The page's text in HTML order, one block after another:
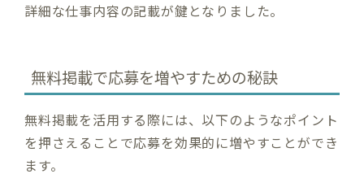
詳細な仕事内容の記載が鍵となりました。
無料掲載で応募を増やすための秘訣
無料掲載を活用する際には、以下のようなポイント
を押さえることで応募を効果的に増やすことができ
ます。